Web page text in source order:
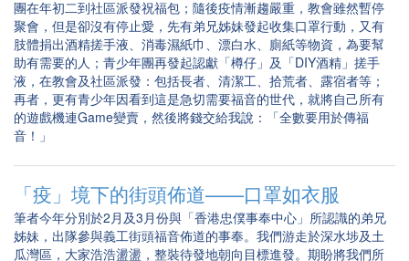
團在年初二到社區派發祝福包；隨後疫情漸趨嚴重，教會雖然暫停
聚會，但是卻沒有停止愛，先有弟兄姊妹發起收集口罩行動，又有
肢體捐出酒精搓手液、消毒濕紙巾、漂白水、廁紙等物資，為要幫
助有需要的人；青少年團再發起認獻「樽仔」及「DIY酒精」搓手
液，在教會及社區派發：包括長者、清潔工、拾荒者、露宿者等；
再者，更有青少年因看到這是急切需要福音的世代，就將自己所有
的遊戲機連Game變賣，然後將錢交給我說：「全數要用於傳福
音！」
「疫」境下的街頭佈道——口罩如衣服
筆者今年分別於2月及3月份與「香港忠僕事奉中心」所認識的弟兄
姊妹，出隊參與義工街頭福音佈道的事奉。我們游走於深水埗及土
瓜灣區，大家浩浩盪盪，整裝待發地朝向目標進發。期盼將我們所